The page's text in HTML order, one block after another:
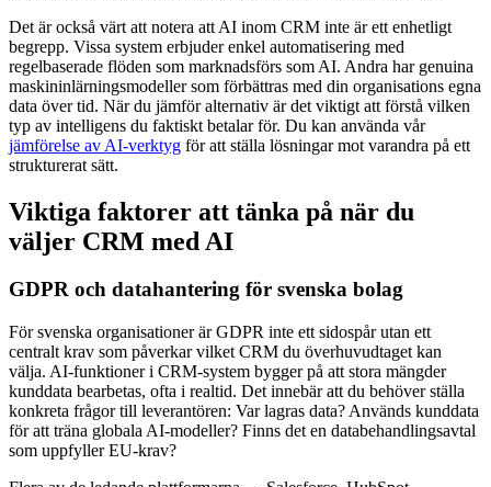
Det är också värt att notera att AI inom CRM inte är ett enhetligt
begrepp. Vissa system erbjuder enkel automatisering med
regelbaserade flöden som marknadsförs som AI. Andra har genuina
maskininlärningsmodeller som förbättras med din organisations egna
data över tid. När du jämför alternativ är det viktigt att förstå vilken
typ av intelligens du faktiskt betalar för. Du kan använda vår
jämförelse av AI-verktyg för att ställa lösningar mot varandra på ett
strukturerat sätt.
Viktiga faktorer att tänka på när du
väljer CRM med AI
GDPR och datahantering för svenska bolag
För svenska organisationer är GDPR inte ett sidospår utan ett
centralt krav som påverkar vilket CRM du överhuvudtaget kan
välja. AI-funktioner i CRM-system bygger på att stora mängder
kunddata bearbetas, ofta i realtid. Det innebär att du behöver ställa
konkreta frågor till leverantören: Var lagras data? Används kunddata
för att träna globala AI-modeller? Finns det en databehandlingsavtal
som uppfyller EU-krav?